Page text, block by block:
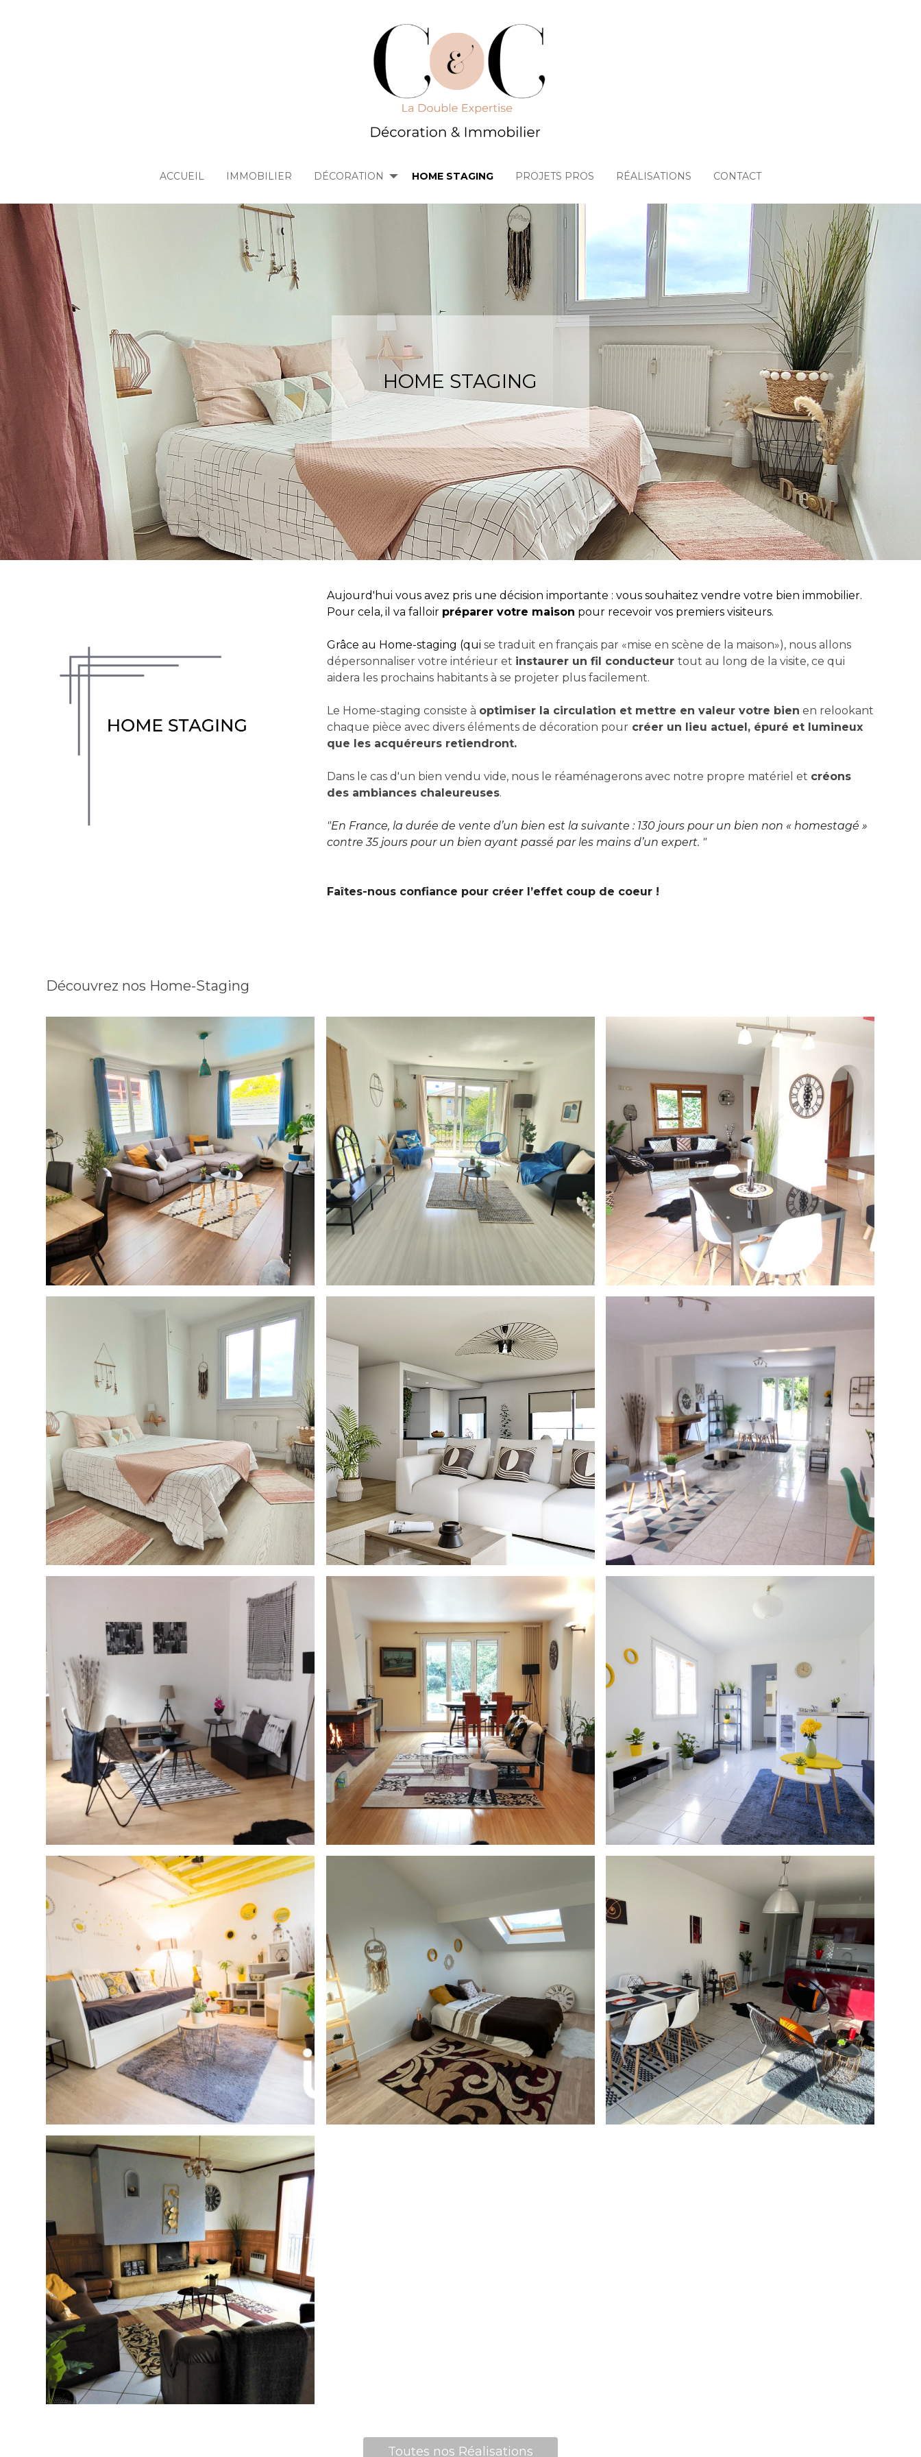
ACCUEIL IMMOBILIER DÉCORATION HOME STAGING PROJETS PROS RÉALISATIONS CONTACT
HOME STAGING
Aujourd'hui vous avez pris une décision importante : vous souhaitez vendre votre bien immobilier.
Pour cela, il va falloir préparer votre maison pour recevoir vos premiers visiteurs.
Grâce au Home-staging (quise traduit en français par «mise en scène de la maison»), nous allons
dépersonnaliser votre intérieur et instaurer un fil conducteurtout au long de la visite, ce qui
aidera les prochains habitants à se projeter plus facilement.
Le Home-staging consiste à optimiser la circulation et mettre en valeur votre bien en relookant
chaque pièce avec divers éléments de décoration pour créer un lieu actuel, épuré et lumineux
que les acquéreurs retiendront.
Dans le cas d'un bien vendu vide, nous le réaménagerons avec notre propre matériel et créons
des ambiances chaleureuses.
"En France, la durée de vente d’un bien est la suivante : 130 jours pour un bien non « homestagé »
contre 35 jours pour un bien ayant passé par les mains d’un expert. "
Faîtes-nous confiance pour créer l’effet coup de coeur !
Découvrez nos Home-Staging
Toutes nos Réalisations